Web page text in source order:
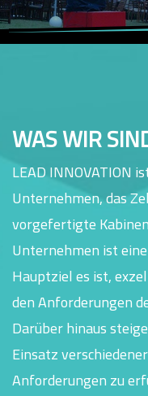
WAS WIR
LEAD INNOVATION
Unternehmen, das
vorgefertigte
Unternehmen ist
Hauptziel es ist,
den Anforderungen
Darüber hinaus
Einsatz
Anforderungen zu